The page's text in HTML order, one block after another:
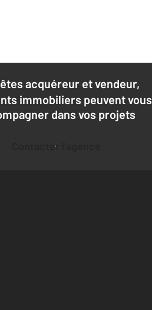
acquéreur et vendeur,
immobiliers peuvent vous
dans vos projets
Contacter l'agence
Demander une estimation